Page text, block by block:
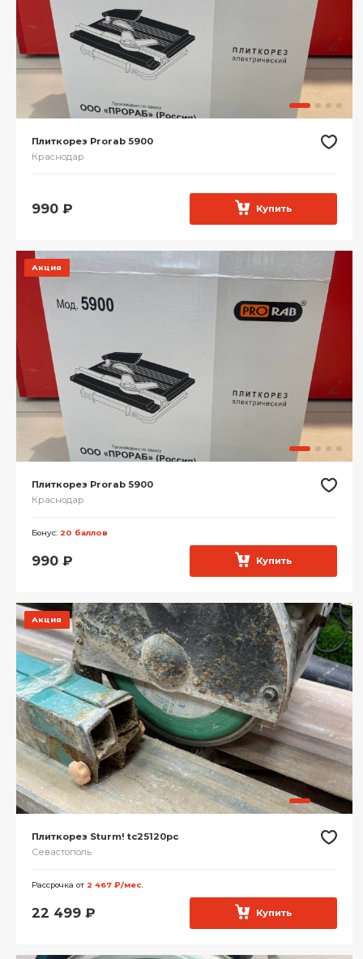
Плиткорез Prorab 5900
Краснодар
990 ₽ Купить
Акция
Плиткорез Prorab 5900
Краснодар
Бонус: 20 баллов
990 ₽ Купить
Акция
Плиткорез Sturm! tc25120pc
Севастополь
Рассрочка от 2 467 ₽/мес.
22 499 ₽ Купить